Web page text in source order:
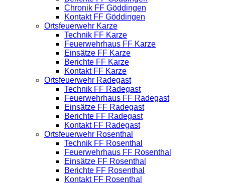
Chronik FF Göddingen
Kontakt FF Göddingen
Ortsfeuerwehr Karze
Technik FF Karze
Feuerwehrhaus FF Karze
Einsätze FF Karze
Berichte FF Karze
Kontakt FF Karze
Ortsfeuerwehr Radegast
Technik FF Radegast
Feuerwehrhaus FF Radegast
Einsätze FF Radegast
Berichte FF Radegast
Kontakt FF Radegast
Ortsfeuerwehr Rosenthal
Technik FF Rosenthal
Feuerwehrhaus FF Rosenthal
Einsätze FF Rosenthal
Berichte FF Rosenthal
Kontakt FF Rosenthal